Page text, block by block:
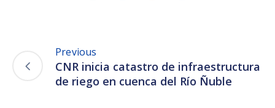
Previous
CNR inicia catastro de infraestructura
de riego en cuenca del Río Ñuble